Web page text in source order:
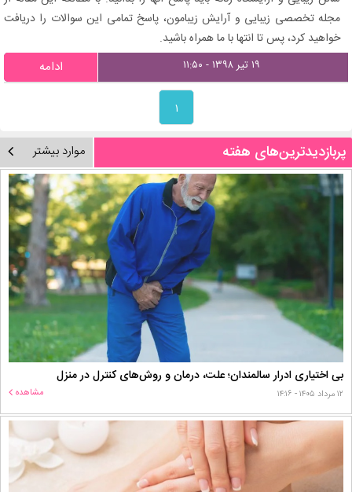
مجله تخصصی زیبایی و آرایش زیبامون، پاسخ تمامی این سوالات را دریافت
خواهید کرد، پس تا انتها با ما همراه باشید.
۱۹ تیر ۱۳۹۸ - ۱۱:۵۰ ادامه
۱
پربازدیدترین‌های هفته موارد بیشتر
بی اختیاری ادرار سالمندان؛ علت، درمان و روش‌های کنترل در منزل
۱۲ مرداد ۱۴۰۵ - ۱۴:۱۶ مشاهده